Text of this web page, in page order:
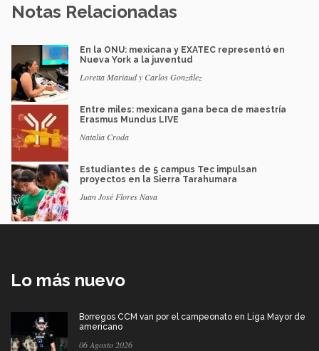
Notas Relacionadas
En la ONU: mexicana y EXATEC representó en
Nueva York a la juventud
Loretta Mariaud y Carlos González
Entre miles: mexicana gana beca de maestría
Erasmus Mundus LIVE
Natalia Croda
Estudiantes de 5 campus Tec impulsan
proyectos en la Sierra Tarahumara
Juan José Flores Nava
Lo más nuevo
Borregos CCM van por el campeonato en Liga Mayor de
americano
06 Agosto 2026